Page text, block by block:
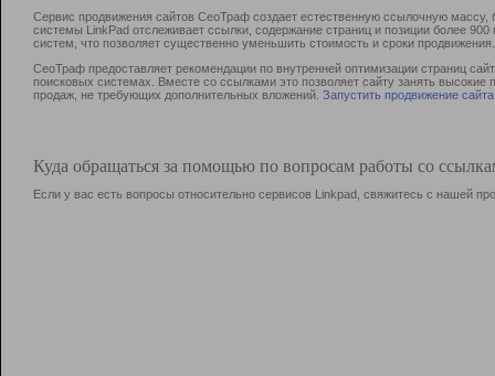
Сервис продвижения сайтов СеоТраф создает естественную ссылочную
системы LinkPad отслеживает ссылки, содержание страниц и позиции более
систем, что позволяет существенно уменьшить стоимость и сроки продвижения.
СеоТраф предоставляет рекомендации по внутренней оптимизации страниц
поисковых системах. Вместе со ссылками это позволяет сайту занять
продаж, не требующих дополнительных вложений. Запустить продвижение сайта
Куда обращаться за помощью по вопросам работы со
Если у вас есть вопросы относительно сервисов Linkpad, свяжитесь с нашей